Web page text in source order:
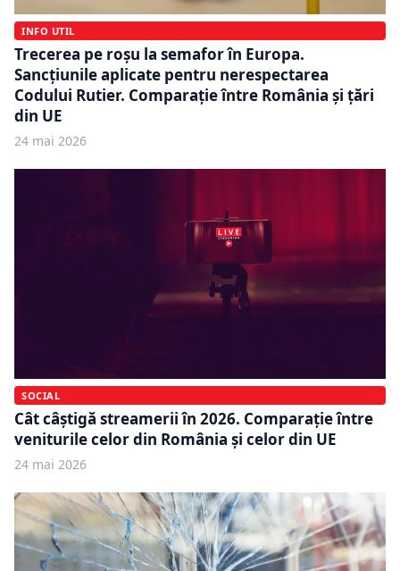
INFO UTIL
Trecerea pe roșu la semafor în Europa.
Sancțiunile aplicate pentru nerespectarea
Codului Rutier. Comparație între România și țări
din UE
24 mai 2026
SOCIAL
Cât câștigă streamerii în 2026. Comparație între
veniturile celor din România și celor din UE
24 mai 2026